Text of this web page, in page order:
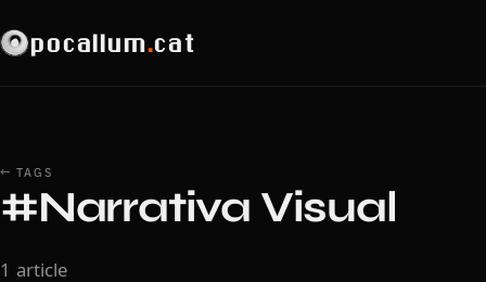
pocallum.cat
← TAGS
#Narrativa Visual
1 article